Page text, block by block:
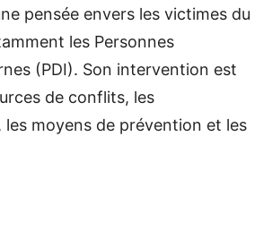
pensée envers les victimes du
les Personnes
(PDI). Son intervention est
de conflits, les
les moyens de prévention et les